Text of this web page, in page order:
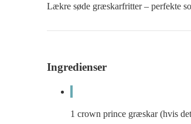
Lækre søde græskarfritter – perfekte
Ingredienser
1 crown prince græskar (hvis